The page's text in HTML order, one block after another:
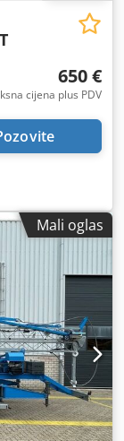
650 €
cijena plus PDV
Mali oglas